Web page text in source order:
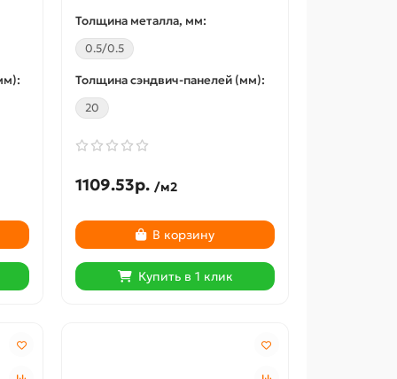
L-образный профиль
перфорированный К237
50x36x2500-1,5 мм,
оцинкованный
Толщина металла, мм:
Толщина металла, мм:
0.5/0.5
Толщина сэндвич-панелей (мм):
20
1109.53р. /м2
В корзину
Купить в 1 клик